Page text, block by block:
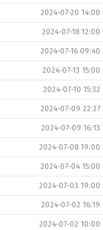
2024-07-20 14:00
2024-07-18 12:00
2024-07-16 09:40
2024-07-13 15:00
2024-07-10 15:32
2024-07-09 22:27
2024-07-09 16:13
2024-07-08 19:00
2024-07-04 15:00
2024-07-03 19:00
2024-07-02 16:19
2024-07-02 10:00